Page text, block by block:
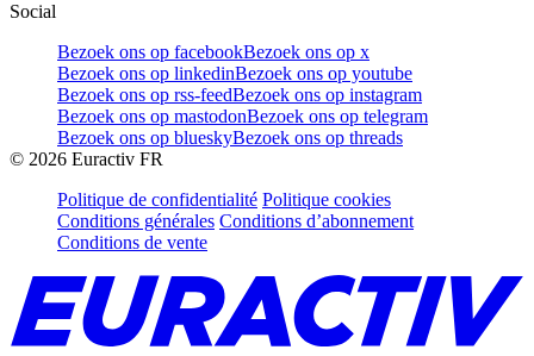
Social
Bezoek ons op facebookBezoek ons op x
Bezoek ons op linkedinBezoek ons op youtube
Bezoek ons op rss-feedBezoek ons op instagram
Bezoek ons op mastodonBezoek ons op telegram
Bezoek ons op blueskyBezoek ons op threads
© 2026 Euractiv FR
Politique de confidentialité Politique cookies
Conditions générales Conditions d’abonnement
Conditions de vente